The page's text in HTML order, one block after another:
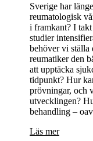
Sverige har
reumatologisk
i framkant? I
studier
behöver vi ställa
reumatiker den
att upptäcka
tidpunkt? Hur
prövningar, och
utvecklingen?
behandling –
Läs mer